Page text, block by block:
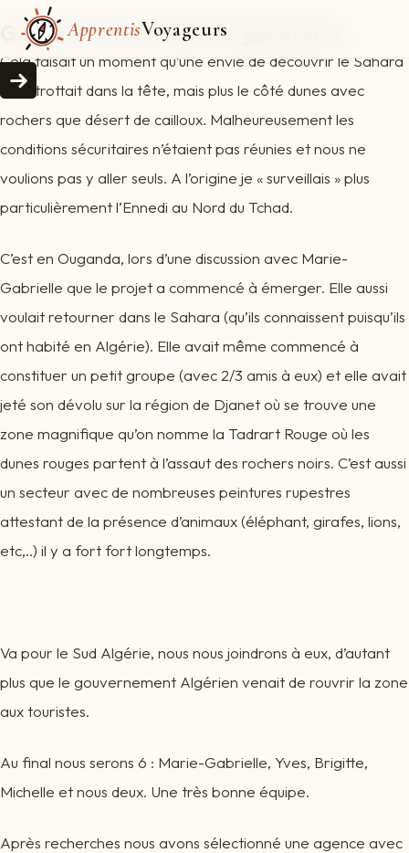
ApprentisVoyageurs
Genèse et informations générales
Cela faisait un moment qu’une envie de découvrir le Sahara
nous trottait dans la tête, mais plus le côté dunes avec
rochers que désert de cailloux. Malheureusement les
conditions sécuritaires n’étaient pas réunies et nous ne
voulions pas y aller seuls. A l’origine je « surveillais » plus
particulièrement l’Ennedi au Nord du Tchad.
C’est en Ouganda, lors d’une discussion avec Marie-
Gabrielle que le projet a commencé à émerger. Elle aussi
voulait retourner dans le Sahara (qu’ils connaissent puisqu’ils
ont habité en Algérie). Elle avait même commencé à
constituer un petit groupe (avec 2/3 amis à eux) et elle avait
jeté son dévolu sur la région de Djanet où se trouve une
zone magnifique qu’on nomme la Tadrart Rouge où les
dunes rouges partent à l’assaut des rochers noirs. C’est aussi
un secteur avec de nombreuses peintures rupestres
attestant de la présence d’animaux (éléphant, girafes, lions,
etc,..) il y a fort fort longtemps.
Va pour le Sud Algérie, nous nous joindrons à eux, d’autant
plus que le gouvernement Algérien venait de rouvrir la zone
aux touristes.
Au final nous serons 6 : Marie-Gabrielle, Yves, Brigitte,
Michelle et nous deux. Une très bonne équipe.
Après recherches nous avons sélectionné une agence avec